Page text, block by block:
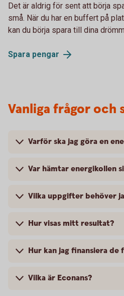
Det är aldrig för sent att börja
små. När du har en buffert på
kan du börja spara till dina
Spara pengar
Vanliga frågor och
Varför ska jag göra en
Var hämtar energikollen
Vilka uppgifter behöver
Hur visas mitt resultat?
Hur kan jag finansiera de
Vilka är Econans?